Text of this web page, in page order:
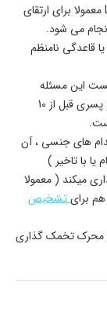
برای پیدا کردن علت ناباروری زوج ها : تست LH معمولا برای ارتقای
می شود.
قاعدگی نامنظم
این مسئله
مشخص می شود . اگر دختری قبل از 9 سالگی و پسری قبل از 10
های جنسی ، آن
یا با تاخیر )
میکند ( معمولا
برایتشخیص
محرک تخمک گذاری